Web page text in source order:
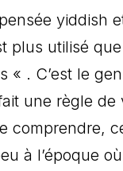
yiddish
plus utilisé
. C’est le
une règle de
comprendre,
à l’époque